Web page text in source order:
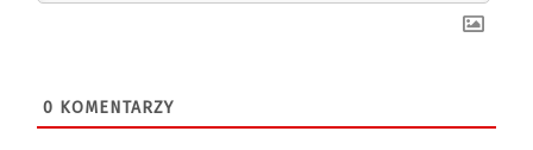
0 KOMENTARZY